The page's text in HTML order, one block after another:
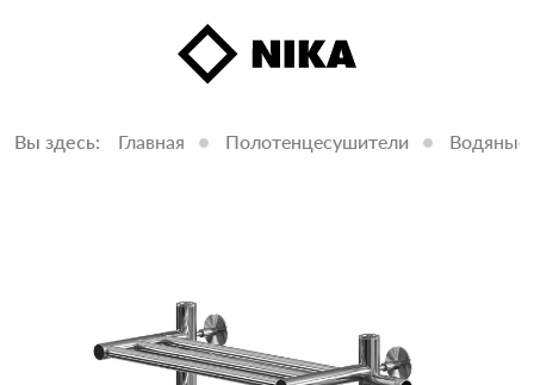
Вы здесь: Главная Полотенцесушители Водяные